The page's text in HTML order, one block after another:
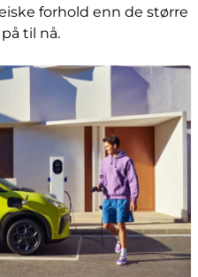
forhold enn de større
til nå.